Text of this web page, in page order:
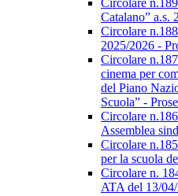
Circolare
Catalano” a.s.
Circolare
2025/2026 -
Circolare
cinema per
del Piano
Scuola” -
Circolare
Assemblea
Circolare
per la scuola
Circolare n.
ATA del 13/